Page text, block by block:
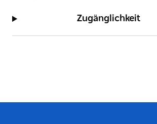
Zugänglichkeit